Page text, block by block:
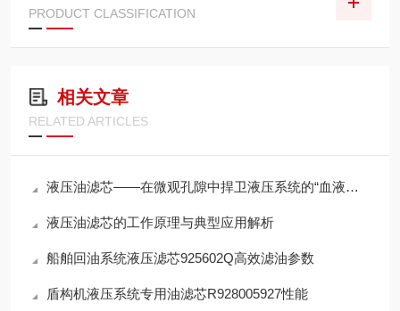
PRODUCT CLASSIFICATION
相关文章
RELATED ARTICLES
液压油滤芯——在微观孔隙中捍卫液压系统的“血液纯净”
液压油滤芯的工作原理与典型应用解析
船舶回油系统液压滤芯925602Q高效滤油参数
盾构机液压系统专用油滤芯R928005927性能